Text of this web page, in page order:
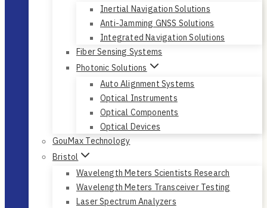
Inertial Navigation Solutions
Anti-Jamming GNSS Solutions
Integrated Navigation Solutions
Fiber Sensing Systems
Photonic Solutions
Auto Alignment Systems
Optical Instruments
Optical Components
Optical Devices
GouMax Technology
Bristol
Wavelength Meters Scientists Research
Wavelength Meters Transceiver Testing
Laser Spectrum Analyzers